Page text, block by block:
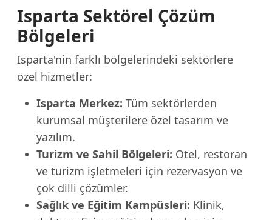
Isparta Sektörel Çözüm
Bölgeleri
Isparta'nin farklı bölgelerindeki sektörlere
özel hizmetler:
Isparta Merkez: Tüm sektörlerden
kurumsal müşterilere özel tasarım ve
yazılım.
Turizm ve Sahil Bölgeleri: Otel, restoran
ve turizm işletmeleri için rezervasyon ve
çok dilli çözümler.
Sağlık ve Eğitim Kampüsleri: Klinik,